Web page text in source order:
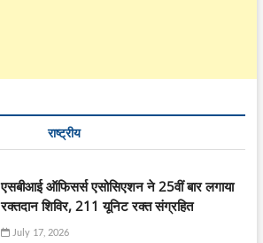
राष्ट्रीय
एसबीआई ऑफिसर्स एसोसिएशन ने 25वीं बार लगाया
रक्तदान शिविर, 211 यूनिट रक्त संग्रहित
July 17, 2026